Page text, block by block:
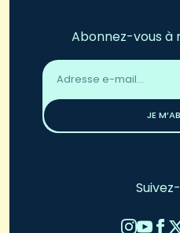
Abonnez-vous
Adresse
email
JE